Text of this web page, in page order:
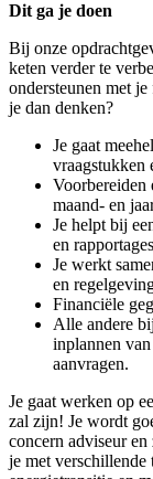
Dit ga je doen
Bij onze
keten verder te
ondersteunen met
je dan denken?
Je gaat
vraagstukken
Voorbereiden
maand- en
Je helpt bij
en
Je werkt
en
Financiële
Alle andere
inplannen
aanvragen.
Je gaat werken op
zal zijn! Je wordt
concern adviseur
je met verschillende